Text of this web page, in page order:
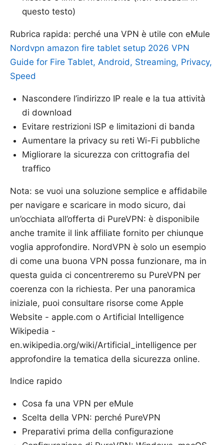
questo testo)
Rubrica rapida: perché una VPN è utile con eMule
Nordvpn amazon fire tablet setup 2026 VPN
Guide for Fire Tablet, Android, Streaming, Privacy,
Speed
Nascondere l’indirizzo IP reale e la tua attività
di download
Evitare restrizioni ISP e limitazioni di banda
Aumentare la privacy su reti Wi-Fi pubbliche
Migliorare la sicurezza con crittografia del
traffico
Nota: se vuoi una soluzione semplice e affidabile
per navigare e scaricare in modo sicuro, dai
un’occhiata all’offerta di PureVPN: è disponibile
anche tramite il link affiliate fornito per chiunque
voglia approfondire. NordVPN è solo un esempio
di come una buona VPN possa funzionare, ma in
questa guida ci concentreremo su PureVPN per
coerenza con la richiesta. Per una panoramica
iniziale, puoi consultare risorse come Apple
Website - apple.com o Artificial Intelligence
Wikipedia -
en.wikipedia.org/wiki/Artificial_intelligence per
approfondire la tematica della sicurezza online.
Indice rapido
Cosa fa una VPN per eMule
Scelta della VPN: perché PureVPN
Preparativi prima della configurazione